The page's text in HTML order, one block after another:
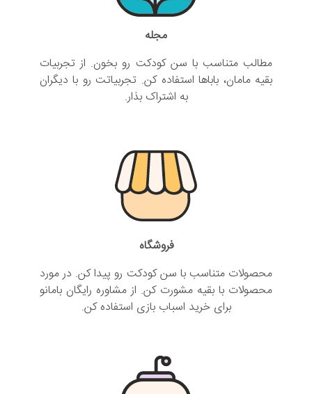
مجله
مطالب متناسب با سن کودکت رو بخون. از تجربیات
بقیه مامان، باباها استفاده کن. تجربیاتت رو با دیگران
به اشتراک بذار.
فروشگاه
محصولات متناسب با سن کودکت رو پیدا کن. در مورد
محصولات با بقیه مشورت کن. از مشاوره رایگان بامانو
برای خرید اسباب بازی استفاده کن.